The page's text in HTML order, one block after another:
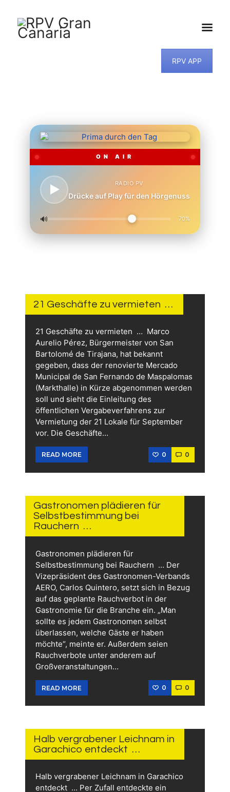
RPV APP
ON AIR
RADIO PV
Drücke auf Play für den Hörgenuss
🔊 70%
MUSIKWUNSCH
21 Geschäfte zu vermieten …
21 Geschäfte zu vermieten … Marco
Aurelio Pérez, Bürgermeister von San
Bartolomé de Tirajana, hat bekannt
gegeben, dass der renovierte Mercado
Municipal de San Fernando de Maspalomas
(Markthalle) in Kürze abgenommen werden
soll und sieht die Einleitung des
öffentlichen Vergabeverfahrens zur
Vermietung der 21 Lokale für September
vor. Die Geschäfte…
READ MORE 0 0
AGO
Gastronomen plädieren für
Selbstbestimmung bei
Rauchern …
Gastronomen plädieren für
Selbstbestimmung bei Rauchern … Der
Vizepräsident des Gastronomen-Verbands
AERO, Carlos Quintero, setzt sich in Bezug
auf das geplante Rauchverbot in der
Gastronomie für die Branche ein. „Man
sollte es jedem Gastronomen selbst
überlassen, welche Gäste er haben
möchte“, meinte er. Außerdem seien
Rauchverbote unter anderem auf
Großveranstaltungen…
READ MORE 0 0
AGO
Halb vergrabener Leichnam in
Garachico entdeckt …
Halb vergrabener Leichnam in Garachico
entdeckt … Per Zufall entdeckte ein